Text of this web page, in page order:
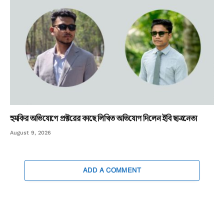
হুমকির অভিযোগে প্রক্টরের কাছে লিখিত অভিযোগ দিলেন ইবি ছাত্রনেতা
August 9, 2026
ADD A COMMENT